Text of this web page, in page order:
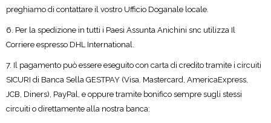
preghiamo di contattare il vostro Ufficio Doganale locale.
6. Per la spedizione in tutti i Paesi Assunta Anichini snc utilizza Il
Corriere espresso DHL International.
7. Il pagamento può essere eseguito con carta di credito tramite i circuiti
SICURI di Banca Sella GESTPAY (Visa. Mastercard, AmericaExpress,
JCB, Diners), PayPal, e oppure tramite bonifico sempre sugli stessi
circuiti o direttamente alla nostra banca: